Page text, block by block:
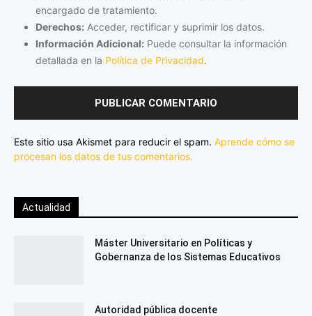
encargado de tratamiento.
Derechos: Acceder, rectificar y suprimir los datos.
Información Adicional: Puede consultar la información
detallada en la Política de Privacidad.
Este sitio usa Akismet para reducir el spam. Aprende cómo se
procesan los datos de tus comentarios.
Actualidad
Máster Universitario en Políticas y
Gobernanza de los Sistemas Educativos
Autoridad pública docente